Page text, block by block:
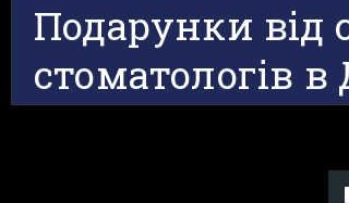
Подарунки від
стоматологів